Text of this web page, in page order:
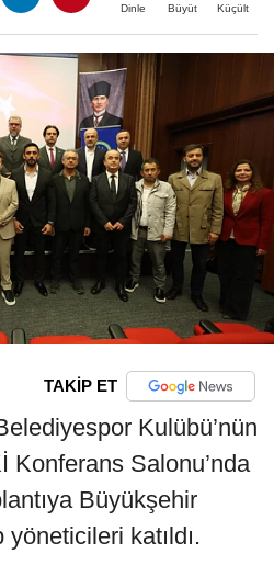
Dinle Büyüt Küçült
TAKİP ET
Kulübü’nün
Konferans Salonu’nda
Büyükşehir
katıldı.